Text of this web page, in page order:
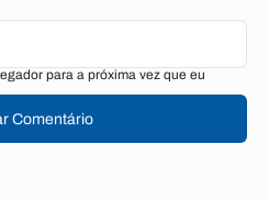
para a próxima vez que eu
Comentário